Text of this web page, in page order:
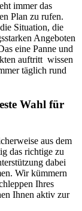
immer das
Plan zu rufen.
Situation, die
Angeboten
eine Panne und
auftritt wissen
täglich rund
Wahl für
aus dem
das richtige zu
dabei
Wir kümmern
Ihres
Ihnen aktiv zur